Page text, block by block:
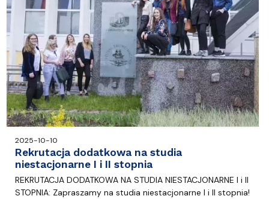
2025-10-10
Rekrutacja dodatkowa na studia
niestacjonarne I i II stopnia
REKRUTACJA DODATKOWA NA STUDIA NIESTACJONARNE I i II
STOPNIA: Zapraszamy na studia niestacjonarne I i II stopnia!